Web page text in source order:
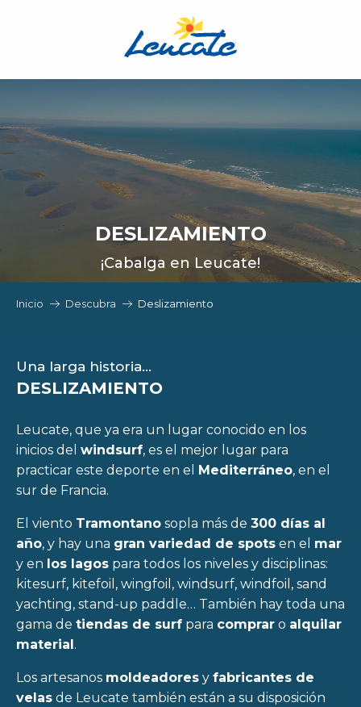
DESLIZAMIENTO
¡Cabalga en Leucate!
Inicio Descubra Deslizamiento
Una larga historia...
DESLIZAMIENTO
Leucate, que ya era un lugar conocido en los
inicios del windsurf, es el mejor lugar para
practicar este deporte en el Mediterráneo, en el
sur de Francia.
El viento Tramontano sopla más de 300 días al
año, y hay una gran variedad de spots en el mar
y en los lagos para todos los niveles y disciplinas:
kitesurf, kitefoil, wingfoil, windsurf, windfoil, sand
yachting, stand-up paddle… También hay toda una
gama de tiendas de surf para comprar o alquilar
material.
Los artesanos moldeadores y fabricantes de
velas de Leucate también están a su disposición